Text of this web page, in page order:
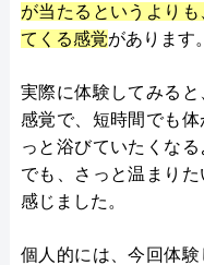
が当たるというより
てくる感覚があります。
実際に体験してみる
感覚で、短時間でも
っと浴びていたくな
でも、さっと温まり
感じました。
個人的には、今回体